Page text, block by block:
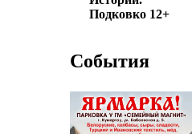
Подковко 12+
События